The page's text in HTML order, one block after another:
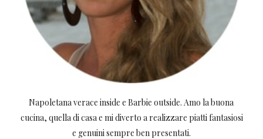
Napoletana verace inside e Barbie outside. Amo la buona
cucina, quella di casa e mi diverto a realizzare piatti fantasiosi
e genuini sempre ben presentati.